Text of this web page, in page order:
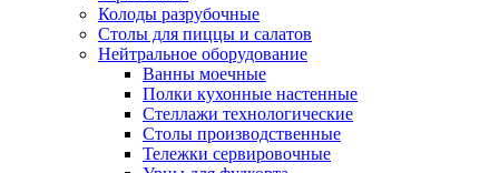
Колоды разрубочные
Столы для пиццы и салатов
Нейтральное оборудование
Ванны моечные
Полки кухонные настенные
Стеллажи технологические
Столы производственные
Тележки сервировочные